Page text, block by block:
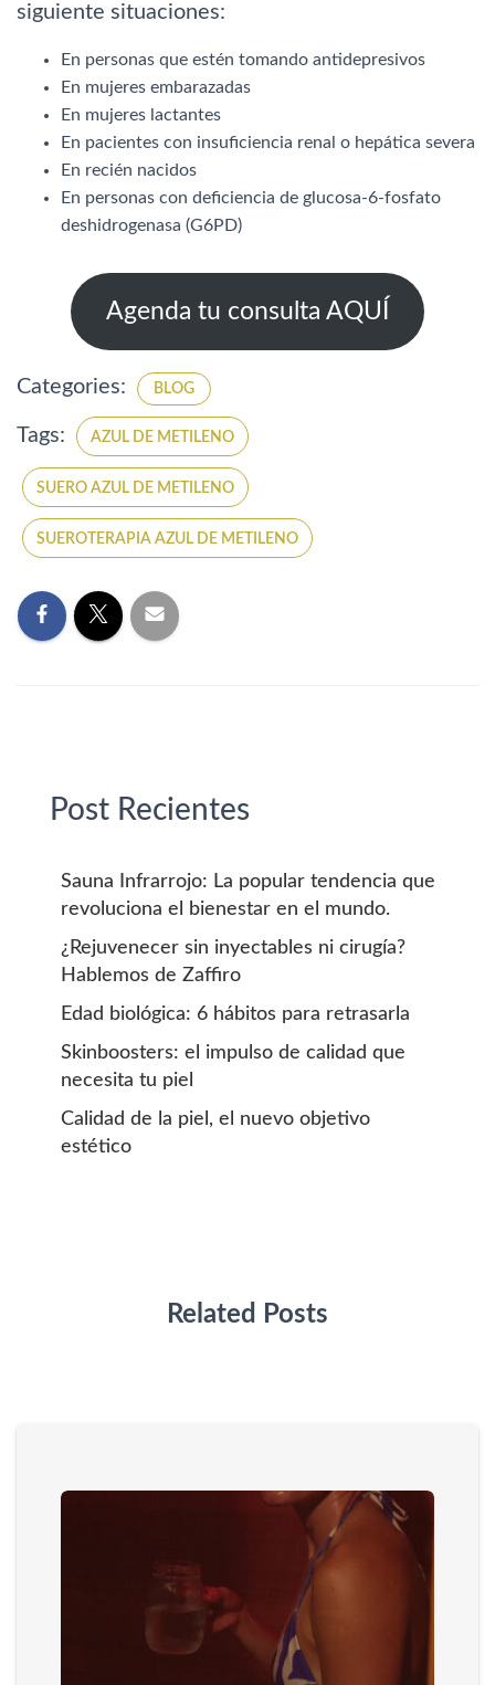
siguiente situaciones:
En personas que estén tomando antidepresivos
En mujeres embarazadas
En mujeres lactantes
En pacientes con insuficiencia renal o hepática severa
En recién nacidos
En personas con deficiencia de glucosa-6-fosfato
deshidrogenasa (G6PD)
Agenda tu consulta AQUÍ
Categories: BLOG
Tags: AZUL DE METILENO
SUERO AZUL DE METILENO
SUEROTERAPIA AZUL DE METILENO
Post Recientes
Sauna Infrarrojo: La popular tendencia que
revoluciona el bienestar en el mundo.
¿Rejuvenecer sin inyectables ni cirugía?
Hablemos de Zaffiro
Edad biológica: 6 hábitos para retrasarla
Skinboosters: el impulso de calidad que
necesita tu piel
Calidad de la piel, el nuevo objetivo
estético
Related Posts